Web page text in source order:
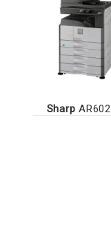
Sharp